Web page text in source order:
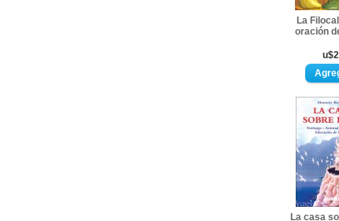
La
oración
La casa